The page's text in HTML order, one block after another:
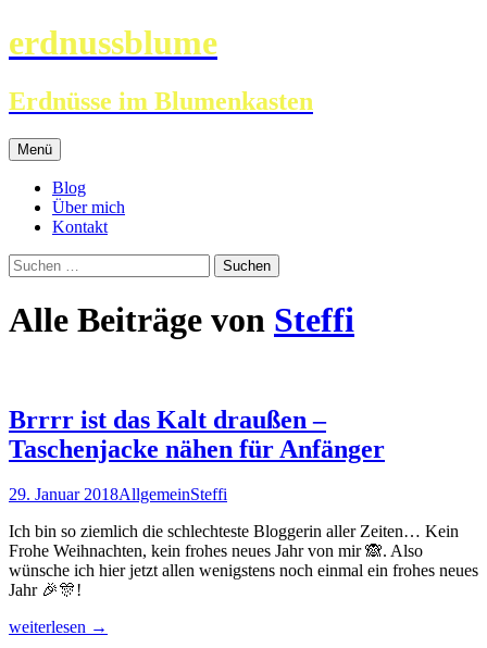
erdnussblume
Erdnüsse im Blumenkasten
Menü Zum
Inhalt
springen
Blog
Über mich
Kontakt
Suchen
nach:
Alle Beiträge von Steffi
Brrrr ist das Kalt draußen –
Taschenjacke nähen für Anfänger
29. Januar 2018AllgemeinSteffi
Ich bin so ziemlich die schlechteste Bloggerin aller Zeiten… Kein
Frohe Weihnachten, kein frohes neues Jahr von mir 🙈. Also
wünsche ich hier jetzt allen wenigstens noch einmal ein frohes neues
Jahr 🎉🎊!
Brrrr
weiterlesen →